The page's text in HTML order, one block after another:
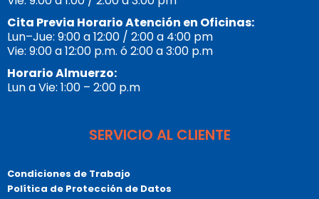
Cita Previa Horario Atención en Oficinas:
Lun–Jue: 9:00 a 12:00 / 2:00 a 4:00 pm
Vie: 9:00 a 12:00 p.m. ó 2:00 a 3:00 p.m
Horario Almuerzo:
Lun a Vie: 1:00 – 2:00 p.m
SERVICIO AL CLIENTE
Condiciones de Trabajo
Política de Protección de Datos